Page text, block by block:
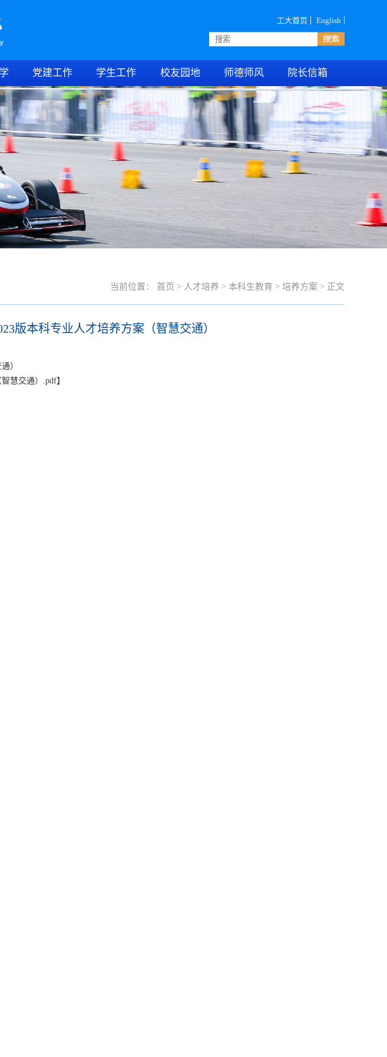
工大首页 English
党建工作 学生工作 校友园地 师德师风 院长信箱
当前位置： 首页 > 人才培养 > 本科生教育 > 培养方案 > 正文
版本科专业人才培养方案（智慧交通）
）
慧交通）.pdf】